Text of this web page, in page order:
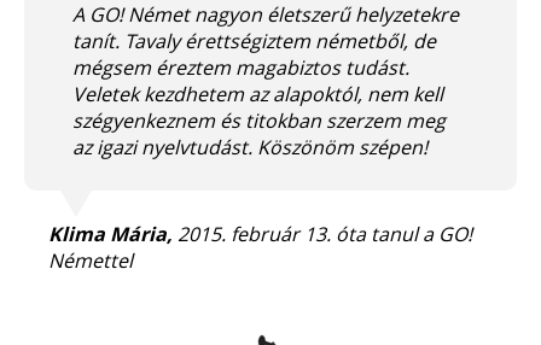
A GO! Német nagyon életszerű helyzetekre
tanít. Tavaly érettségiztem németből, de
mégsem éreztem magabiztos tudást.
Veletek kezdhetem az alapoktól, nem kell
szégyenkeznem és titokban szerzem meg
az igazi nyelvtudást. Köszönöm szépen!
Klima Mária, 2015. február 13. óta tanul a GO!
Némettel